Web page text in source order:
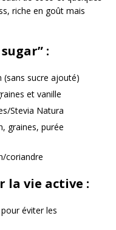
riche en goût mais
:
sucre ajouté)
et vanille
Stevia Natura
graines, purée
coriandre
la vie active :
éviter les